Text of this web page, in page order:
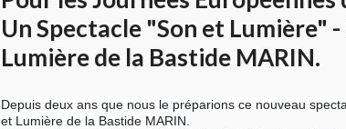
Un Spectacle "Son et Lumière"
Lumière de la Bastide MARIN.
Depuis deux ans que nous le préparions ce nouveau
et Lumière de la Bastide MARIN.